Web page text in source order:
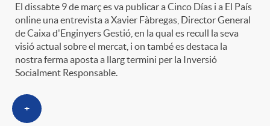
El dissabte 9 de març es va publicar a Cinco Días i a El País
online una entrevista a Xavier Fàbregas, Director General
de Caixa d'Enginyers Gestió, en la qual es recull la seva
visió actual sobre el mercat, i on també es destaca la
nostra ferma aposta a llarg termini per la Inversió
Socialment Responsable.
+